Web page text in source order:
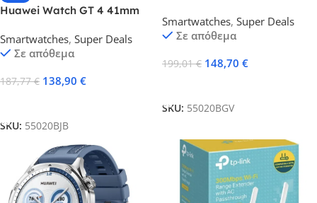
Huawei Watch GT 4 41mm
με 2 Χρόνια εγγύηση
Smartwatches, Super Deals
Σε απόθεμα
187,77€ 138,90 €
SKU: 55020BJB
με 2 Χρόνια εγγύηση
Smartwatches, Super Deals
Σε απόθεμα
199,01€ 148,70 €
SKU: 55020BGV